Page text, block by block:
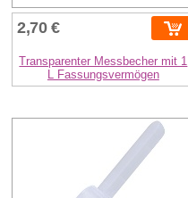
2,70 €
Transparenter Messbecher mit 1
L Fassungsvermögen